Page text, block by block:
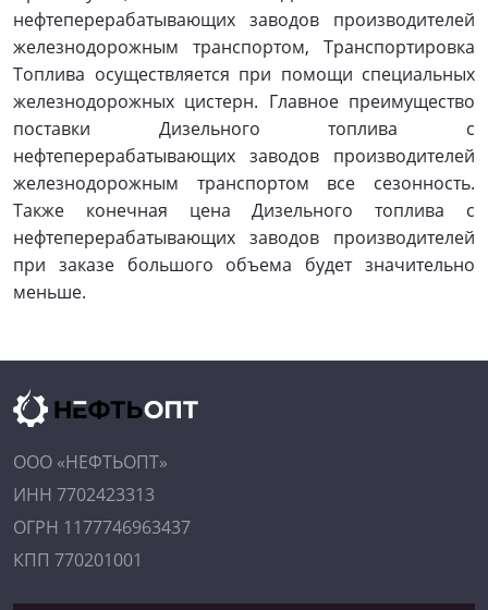
нефтеперерабатывающих заводов производителей
железнодорожным транспортом, Транспортировка
Топлива осуществляется при помощи специальных
железнодорожных цистерн. Главное преимущество
поставки Дизельного топлива с
нефтеперерабатывающих заводов производителей
железнодорожным транспортом все сезонность.
Также конечная цена Дизельного топлива с
нефтеперерабатывающих заводов производителей
при заказе большого объема будет значительно
меньше.
ООО «НЕФТЬОПТ»
ИНН 7702423313
ОГРН 1177746963437
КПП 770201001